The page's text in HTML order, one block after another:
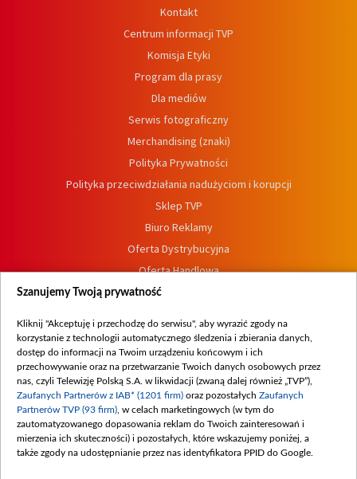
Kontakt
Centrum informacji TVP
Komisja Etyki
Program dla prasy
Dla mediów
Serwis fotograficzny
Merchandising (znaki)
Polityka Prywatności
Polityka przeciwdziałania nadużyciom i korupcji
Sklep TVP
Biuro Reklamy
Oferta Dystrybucyjna
Oferta Handlowa
Dostępność
Procedura zgłoszeń wewnętrznych
Szanujemy Twoją prywatność
Kliknij "Akceptuję i przechodzę do serwisu", aby wyrazić zgody na
korzystanie z technologii automatycznego śledzenia i zbierania danych,
dostęp do informacji na Twoim urządzeniu końcowym i ich
przechowywanie oraz na przetwarzanie Twoich danych osobowych przez
nas, czyli Telewizję Polską S.A. w likwidacji (zwaną dalej również „TVP”),
Zaufanych Partnerów z IAB* (1201 firm) oraz pozostałych Zaufanych
Partnerów TVP (93 firm) , w celach marketingowych (w tym do
zautomatyzowanego dopasowania reklam do Twoich zainteresowań i
mierzenia ich skuteczności) i pozostałych, które wskazujemy poniżej, a
także zgody na udostępnianie przez nas identyfikatora PPID do Google.